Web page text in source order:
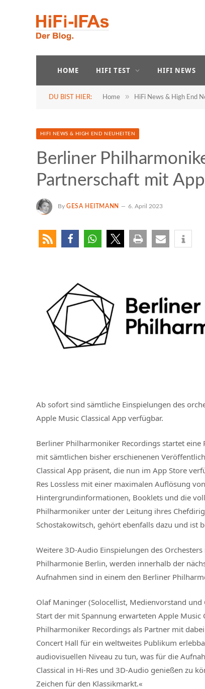
HOME HIFI TEST HIFI NEWS
DU BIST HIER: Home » HiFi News & High End
HIFI NEWS & HIGH END NEUHEITEN
Berliner
Partnerschaft mit
By GESA HEITMANN 6. April 2023
Ab sofort sind sämtliche Einspielungen des
Apple Music Classical App verfügbar.
Berliner Philharmoniker Recordings startet eine
mit sämtlichen bisher erschienenen
Classical App präsent, die nun im App Store
Res Lossless mit einer maximalen Auflösung
Hintergrundinformationen, Booklets und die
Philharmoniker unter der Leitung ihres
Schostakowitsch, gehört ebenfalls dazu und ist
Weitere 3D-Audio Einspielungen des
Philharmonie Berlin, werden innerhalb der
Aufnahmen sind in einem den Berliner
Olaf Maninger (Solocellist, Medienvorstand
Start der mit Spannung erwarteten Apple Music
Philharmoniker Recordings als Partner mit
Concert Hall für ein weltweites Publikum
audiovisuellen Niveau zu tun, was für die
Classical in Hi-Res und 3D-Audio genießen zu
Zeichen für den Klassikmarkt.«